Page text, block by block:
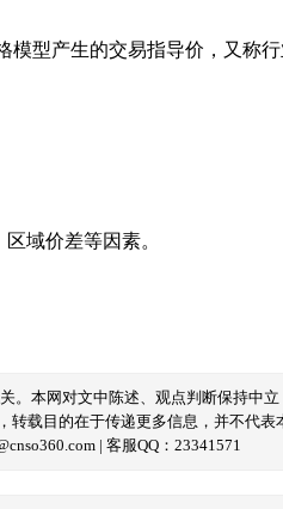
型产生的交易指导价，又称
域价差等因素。
。本网对文中陈述、观点判断保持
转载目的在于传递更多信息，并不代
| 客服QQ：23341571